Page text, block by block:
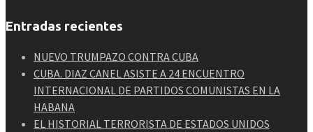
Entradas recientes
NUEVO TRUMPAZO CONTRA CUBA
CUBA. DIAZ CANEL ASISTE A 24 ENCUENTRO
INTERNACIONAL DE PARTIDOS COMUNISTAS EN LA
HABANA
EL HISTORIAL TERRORISTA DE ESTADOS UNIDOS